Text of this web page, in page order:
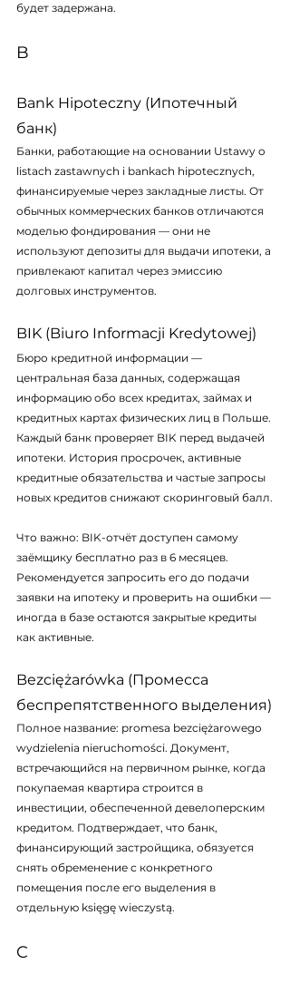
будет задержана.
B
Bank Hipoteczny (Ипотечный
банк)
Банки, работающие на основании Ustawy o
listach zastawnych i bankach hipotecznych,
финансируемые через закладные листы. От
обычных коммерческих банков отличаются
моделью фондирования — они не
используют депозиты для выдачи ипотеки, а
привлекают капитал через эмиссию
долговых инструментов.
BIK (Biuro Informacji Kredytowej)
Бюро кредитной информации —
центральная база данных, содержащая
информацию обо всех кредитах, займах и
кредитных картах физических лиц в Польше.
Каждый банк проверяет BIK перед выдачей
ипотеки. История просрочек, активные
кредитные обязательства и частые запросы
новых кредитов снижают скоринговый балл.
Что важно: BIK-отчёт доступен самому
заёмщику бесплатно раз в 6 месяцев.
Рекомендуется запросить его до подачи
заявки на ипотеку и проверить на ошибки —
иногда в базе остаются закрытые кредиты
как активные.
Bezciężarówka (Промесса
беспрепятственного выделения)
Полное название: promesa bezciężarowego
wydzielenia nieruchomości. Документ,
встречающийся на первичном рынке, когда
покупаемая квартира строится в
инвестиции, обеспеченной девелоперским
кредитом. Подтверждает, что банк,
финансирующий застройщика, обязуется
снять обременение с конкретного
помещения после его выделения в
отдельную księgę wieczystą.
C